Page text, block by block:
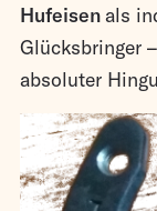
Hufeisenals
Glücksbringer
absoluter